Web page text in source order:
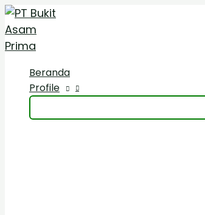
Skip
to
content
Beranda
Profile
Search
for: